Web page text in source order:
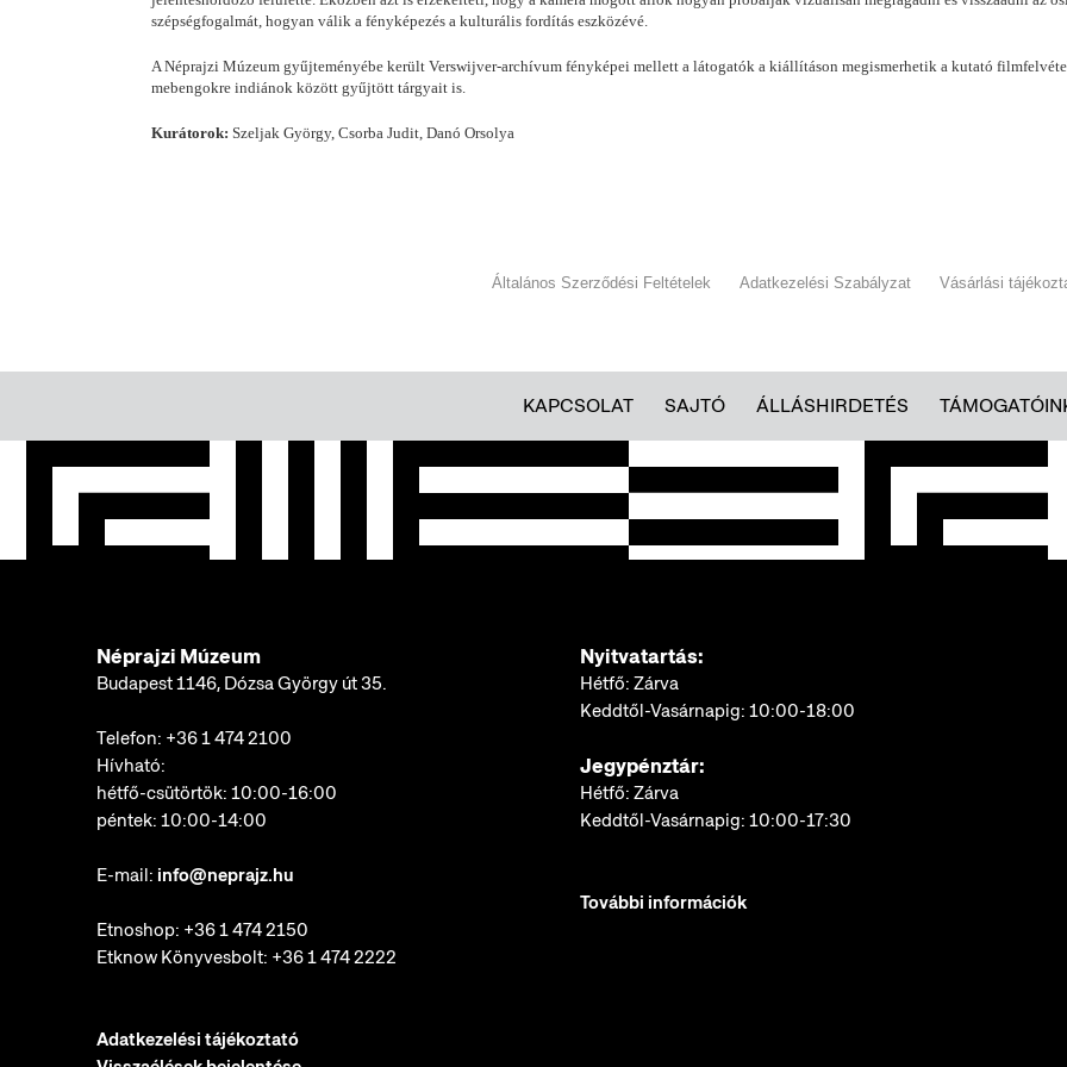
szépségfogalmát, hogyan válik a fényképezés a kulturális fordítás eszközévé.
A Néprajzi Múzeum gyűjteményébe került Verswijver-archívum fényképei mellett a látogatók a kiállításon megismerhetik a kutató
mebengokre indiánok között gyűjtött tárgyait is.
Kurátorok: Szeljak György, Csorba Judit, Danó Orsolya
Általános Szerződési Feltételek Adatkezelési Szabályzat Vásárlási
KAPCSOLAT SAJTÓ ÁLLÁSHIRDETÉS
Néprajzi Múzeum
Budapest 1146, Dózsa György út 35.
Telefon: +36 1 474 2100
Hívható:
hétfő-csütörtök: 10:00-16:00
péntek: 10:00-14:00
E-mail: info@neprajz.hu
Etnoshop: +36 1 474 2150
Etknow Könyvesbolt: +36 1 474 2222
Adatkezelési tájékoztató
Nyitvatartás:
Hétfő: Zárva
Keddtől-Vasárnapig: 10:00-18:00
Jegypénztár:
Hétfő: Zárva
Keddtől-Vasárnapig: 10:00-17:30
További információk